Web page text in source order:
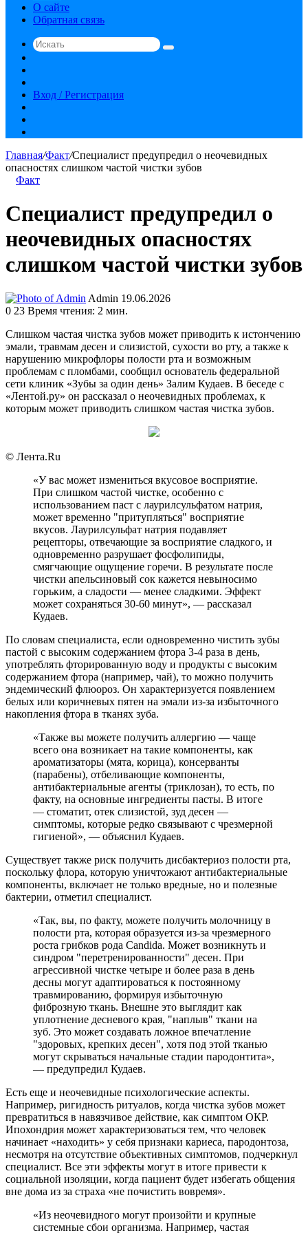
О сайте
Обратная связь
Искать
статья
Вход / Регистрация
Главная/Факт/Специалист предупредил о неочевидных
опасностях слишком частой чистки зубов
Факт
Специалист предупредил о
неочевидных опасностях
слишком частой чистки зубов
Admin Send
an
19.06.2026
0 23 Время чтения: 2 мин.
Слишком частая чистка зубов может приводить к истончению
эмали, травмам десен и слизистой, сухости во рту, а также к
нарушению микрофлоры полости рта и возможным
проблемам с пломбами, сообщил основатель федеральной
сети клиник «Зубы за один день» Залим Кудаев. В беседе с
«Лентой.ру» он рассказал о неочевидных проблемах, к
которым может приводить слишком частая чистка зубов.
© Лента.Ru
«У вас может измениться вкусовое восприятие.
При слишком частой чистке, особенно с
использованием паст с лаурилсульфатом натрия,
может временно "притупляться" восприятие
вкусов. Лаурилсульфат натрия подавляет
рецепторы, отвечающие за восприятие сладкого, и
одновременно разрушает фосфолипиды,
смягчающие ощущение горечи. В результате после
чистки апельсиновый сок кажется невыносимо
горьким, а сладости — менее сладкими. Эффект
может сохраняться 30-60 минут», — рассказал
Кудаев.
По словам специалиста, если одновременно чистить зубы
пастой с высоким содержанием фтора 3-4 раза в день,
употреблять фторированную воду и продукты с высоким
содержанием фтора (например, чай), то можно получить
эндемический флюороз. Он характеризуется появлением
белых или коричневых пятен на эмали из-за избыточного
накопления фтора в тканях зуба.
«Также вы можете получить аллергию — чаще
всего она возникает на такие компоненты, как
ароматизаторы (мята, корица), консерванты
(парабены), отбеливающие компоненты,
антибактериальные агенты (триклозан), то есть, по
факту, на основные ингредиенты пасты. В итоге
— стоматит, отек слизистой, зуд десен —
симптомы, которые редко связывают с чрезмерной
гигиеной», — объяснил Кудаев.
Существует также риск получить дисбактериоз полости рта,
поскольку флора, которую уничтожают антибактериальные
компоненты, включает не только вредные, но и полезные
бактерии, отметил специалист.
«Так, вы, по факту, можете получить молочницу в
полости рта, которая образуется из-за чрезмерного
роста грибков рода Candida. Может возникнуть и
синдром "перетренированности" десен. При
агрессивной чистке четыре и более раза в день
десны могут адаптироваться к постоянному
травмированию, формируя избыточную
фиброзную ткань. Внешне это выглядит как
уплотнение десневого края, "наплыв" ткани на
зуб. Это может создавать ложное впечатление
"здоровых, крепких десен", хотя под этой тканью
могут скрываться начальные стадии пародонтита»,
— предупредил Кудаев.
Есть еще и неочевидные психологические аспекты.
Например, ригидность ритуалов, когда чистка зубов может
превратиться в навязчивое действие, как симптом ОКР.
Ипохондрия может характеризоваться тем, что человек
начинает «находить» у себя признаки кариеса, пародонтоза,
несмотря на отсутствие объективных симптомов, подчеркнул
специалист. Все эти эффекты могут в итоге привести к
социальной изоляции, когда пациент будет избегать общения
вне дома из за страха «не почистить вовремя».
«Из неочевидного могут произойти и крупные
системные сбои организма. Например, частая